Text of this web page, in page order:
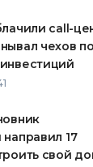
call-
чехов
17
свой